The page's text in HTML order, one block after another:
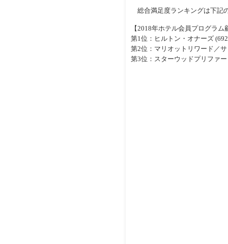
総合満足度ランキングは下記
【2018年ホテル会員プログラ
第1位：ヒルトン・オナーズ
第2位：マリオットリワード／
第3位：スターウッドプリファ